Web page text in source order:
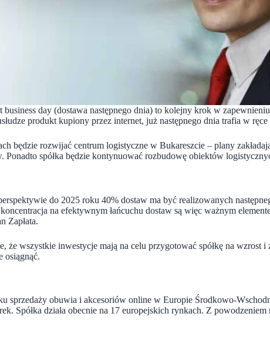
day (dostawa następnego dnia) to kolejny krok w
produkt kupiony przez internet, już następnego dnia trafia w ręce
będzie rozwijać centrum logistyczne w Bukareszcie – plany
Ponadto spółka będzie kontynuować rozbudowę obiektów
do 2025 roku 40% dostaw ma być realizowanych
na efektywnym łańcuchu dostaw są więc ważnym
Zapłata.
że wszystkie inwestycje mają na celu przygotować spółkę na wzrost i
osiągnąć.
sprzedaży obuwia i akcesoriów online w Europie Środkowo-
Spółka działa obecnie na 17 europejskich rynkach. Z powodzeniem